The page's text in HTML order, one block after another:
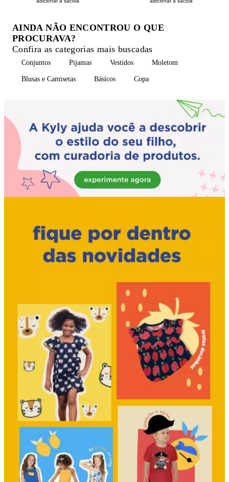
AINDA NÃO ENCONTROU O QUE
PROCURAVA?
Confira as categorias mais buscadas
Conjuntos Pijamas Vestidos Moletom
Blusas e Camisetas Básicos Copa